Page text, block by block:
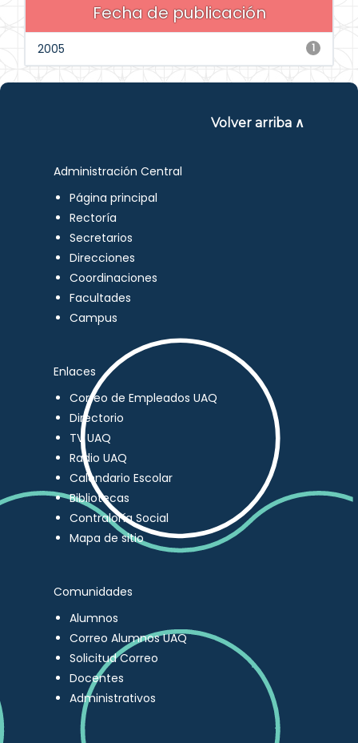
Fecha de publicación
1
2005
Volver arriba ∧
Administración Central
Página principal
Rectoría
Secretarios
Direcciones
Coordinaciones
Facultades
Campus
Enlaces
Correo de Empleados UAQ
Directorio
TV UAQ
Radio UAQ
Calendario Escolar
Bibliotecas
Contraloría Social
Mapa de sitio
Comunidades
Alumnos
Correo Alumnos UAQ
Solicitud Correo
Docentes
Administrativos